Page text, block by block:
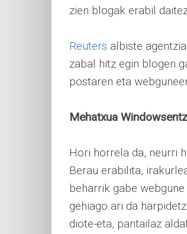
zien blogak erabil
Reuters albiste
zabal hitz egin blogen
postaren eta
Mehatxua
Hori horrela da, neurri
Berau erabilita,
beharrik gabe
gehiago ari da
diote-eta, pantailaz